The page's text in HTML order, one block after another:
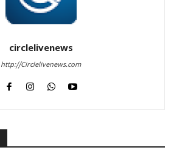
circlelivenews
http://Circlelivenews.com